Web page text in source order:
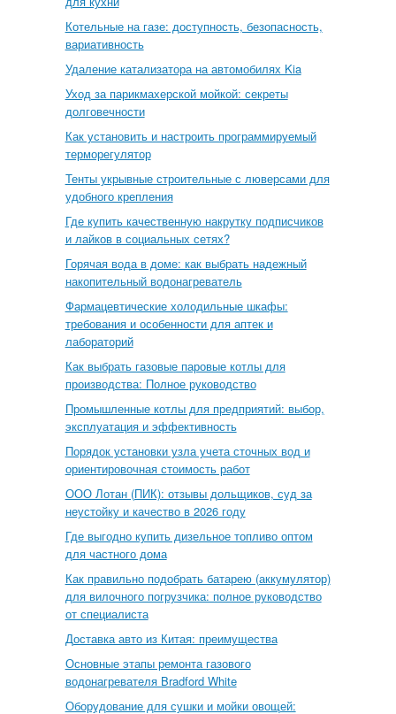
Котельные на газе: доступность, безопасность,
вариативность
Удаление катализатора на автомобилях Kia
Уход за парикмахерской мойкой: секреты
долговечности
Как установить и настроить программируемый
терморегулятор
Тенты укрывные строительные с люверсами для
удобного крепления
Где купить качественную накрутку подписчиков
и лайков в социальных сетях?
Горячая вода в доме: как выбрать надежный
накопительный водонагреватель
Фармацевтические холодильные шкафы:
требования и особенности для аптек и
лабораторий
Как выбрать газовые паровые котлы для
производства: Полное руководство
Промышленные котлы для предприятий: выбор,
эксплуатация и эффективность
Порядок установки узла учета сточных вод и
ориентировочная стоимость работ
ООО Лотан (ПИК): отзывы дольщиков, суд за
неустойку и качество в 2026 году
Где выгодно купить дизельное топливо оптом
для частного дома
Как правильно подобрать батарею (аккумулятор)
для вилочного погрузчика: полное руководство
от специалиста
Доставка авто из Китая: преимущества
Основные этапы ремонта газового
водонагревателя Bradford White
Оборудование для сушки и мойки овощей: